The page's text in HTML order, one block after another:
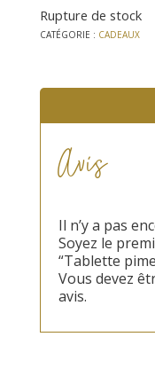
Rupture de stock
CATÉGORIE : CADEAUX
Avis
Il n’y a pas
Soyez le
“Tablette
Vous devez
avis.